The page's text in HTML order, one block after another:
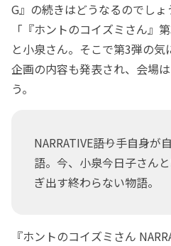
G』の続きはどうなるのでしょ
「『ホントのコイズミさん』
と小泉さん。そこで第3弾の
企画の内容も発表され、会場
う。
NARRATIVE――語り手自身
語。今、小泉今日子さん
ぎ出す終わらない物語。
『ホントのコイズミさん